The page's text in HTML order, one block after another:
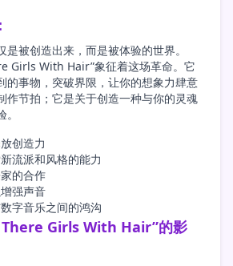
被创造出来，而是被体验的世界。
Girls With Hair”象征着这场革命。它
的事物，突破界限，让你的想象力肆意
作节拍；它是关于创造一种与你的灵魂
创造力
流派和风格的能力
的合作
强声音
字音乐之间的鸿沟
Girls With Hair”的影